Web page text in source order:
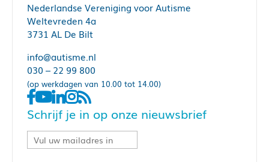
Nederlandse Vereniging voor Autisme
Weltevreden 4a
3731 AL De Bilt
info@autisme.nl
030 – 22 99 800
(op werkdagen van 10.00 tot 14.00)
Schrijf je in op onze nieuwsbrief